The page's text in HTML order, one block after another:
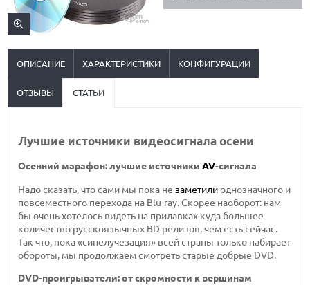
ОПИСАНИЕ ХАРАКТЕРИСТИКИ КОНФИГУРАЦИИ
ОТЗЫВЫ СТАТЬИ
Лучшие источники видеосигнала осени
Осенний марафон: лучшие источникиAV-сигнала
Надо сказать, что сами мы пока незаметилиоднозначного и
повсеместного перехода на Blu-ray. Скорее наоборот: нам
бы очень хотелось видеть на прилавках куда большее
количество русскоязычных BD релизов, чем есть сейчас.
Так что, пока «синелучезация» всей страны только набирает
обороты, мы продолжаем смотреть старые добрые DVD.
DVD-проигрыватели: от скромности к вершинам